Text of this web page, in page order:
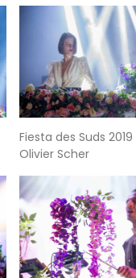
Fiesta des Suds
Olivier Scher